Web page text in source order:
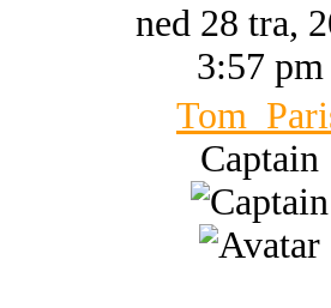
ned 28 tra,
3:57 pm
Captain